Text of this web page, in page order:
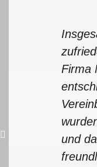
Firma
und
...Und
fitten